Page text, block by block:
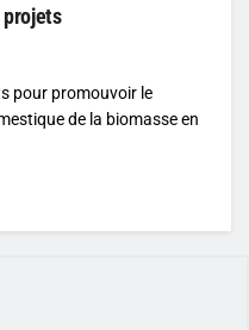
projets
pour promouvoir le
de la biomasse en